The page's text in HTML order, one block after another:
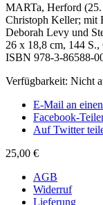
MARTa, Herford
Christoph Keller; mit
Deborah Levy und
26 x 18,8 cm, 144
ISBN 978-3-86588-
Verfügbarkeit: Nicht
E-Mail an
Facebook-
Auf Twitter
25,00 €
AGB
Widerruf
Lieferung